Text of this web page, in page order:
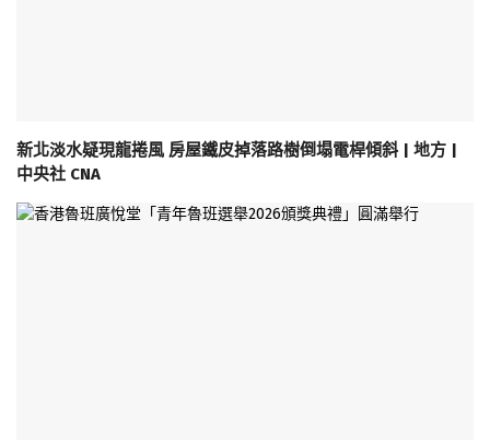
新北淡水疑現龍捲風 房屋鐵皮掉落路樹倒塌電桿傾斜 | 地方 |
中央社 CNA